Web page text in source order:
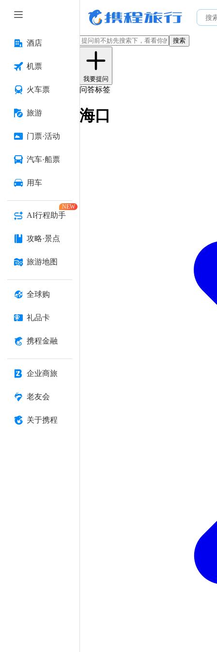
酒店
机票
火车票
旅游
门票·活动
汽车·船票
用车
AI行程助手
NEW
攻略·景点
旅游地图
全球购
礼品卡
携程金融
企业商旅
老友会
关于携程
搜索
我要提问
问答标签
海口